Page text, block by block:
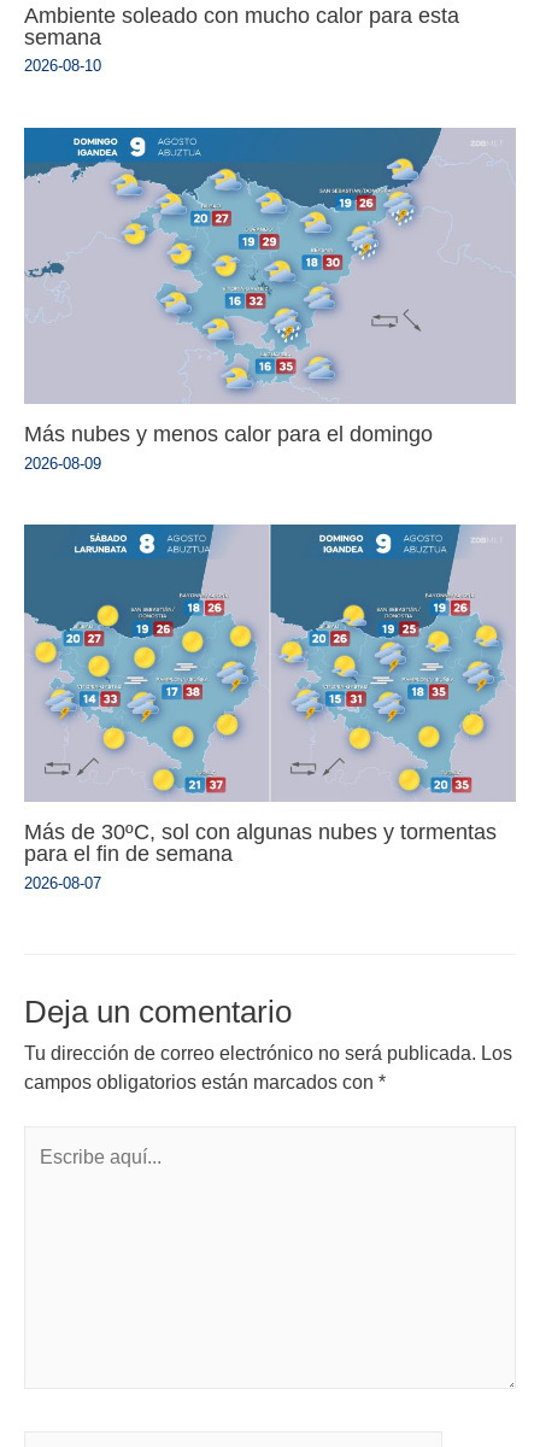
Ambiente soleado con mucho calor para esta
semana
2026-08-10
Más nubes y menos calor para el domingo
2026-08-09
Más de 30ºC, sol con algunas nubes y tormentas
para el fin de semana
2026-08-07
Deja un comentario
Tu dirección de correo electrónico no será publicada. Los
campos obligatorios están marcados con *